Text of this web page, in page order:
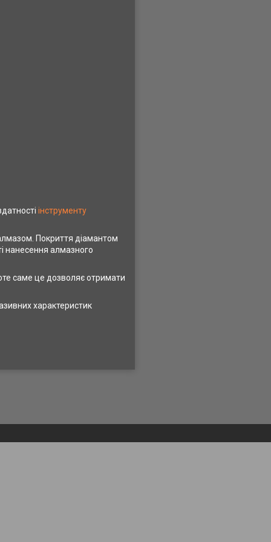
інструменту
Покриття діамантом
нанесення алмазного
саме це дозволяє отримати
характеристик